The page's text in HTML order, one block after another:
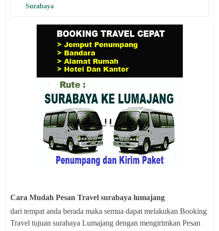
Surabaya
Cara Mudah Pesan Travel surabaya lumajang
dari tempat anda berada maka semua dapat melakukan Booking
Travel tujuan surabaya Lumajang dengan mengirimkan Pesan